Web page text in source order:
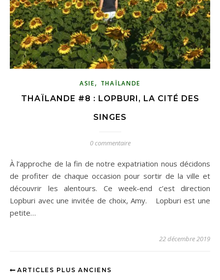
ASIE, THAÏLANDE
THAÏLANDE #8 : LOPBURI, LA CITÉ DES
SINGES
0 commentaire
À l’approche de la fin de notre expatriation nous décidons
de profiter de chaque occasion pour sortir de la ville et
découvrir les alentours. Ce week-end c’est direction
Lopburi avec une invitée de choix, Amy. Lopburi est une
petite…
22 décembre 2019
ARTICLES PLUS ANCIENS